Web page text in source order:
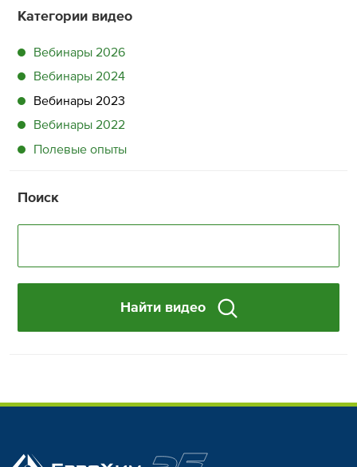
Категории видео
Вебинары 2026
Вебинары 2024
Вебинары 2023
Вебинары 2022
Полевые опыты
Поиск
Найти видео